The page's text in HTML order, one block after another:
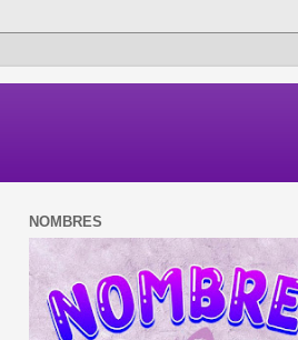
NOMBRES